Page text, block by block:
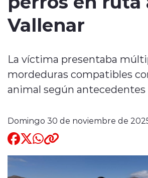
Deportes
Quienes Somos
Vallenar
La víctima presentaba
mordeduras compatibles
animal según
Domingo 30 de noviembre de